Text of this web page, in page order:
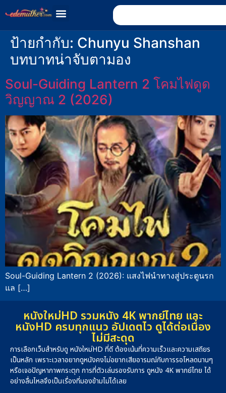
ป้ายกำกับ: Chunyu Shanshan
บทบาทน่าจับตามอง
Soul-Guiding Lantern 2 โคมไฟดูด
วิญญาณ 2 (2026)
Soul-Guiding Lantern 2 (2026): แสงไฟนำทางสู่ประตูนรก
แล […]
หนังใหม่HD รวมหนัง 4K พากย์ไทย และ
หนังHD ครบทุกแนว อัปเดตไว ดูได้ต่อเนื่อง
ไม่มีสะดุด
การเลือกเว็บสำหรับดู หนังใหม่HD ที่ดี ต้องเน้นที่ความเร็วและความเสถียร
เป็นหลัก เพราะเวลาอยากดูหนังคงไม่อยากเสียอารมณ์กับการรอโหลดนานๆ
หรือเจอปัญหาภาพกระตุก การที่ตัวเล่นรองรับการ ดูหนัง 4K พากย์ไทย ได้
อย่างลื่นไหลจึงเป็นเรื่องที่มองข้ามไม่ได้เลย